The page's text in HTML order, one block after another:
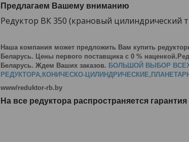
Предлагаем Вашему вниманию
Редуктор ВК 350 (крановый цилиндрический
Наша компания может предложить Вам купить
Беларусь. Цены первого поставщика с 0 %
Беларусь. Ждем Ваших заказов. БОЛЬШОЙ ВЫБОР
РЕДУКТОРА,КОНИЧЕСКО-
www/reduktor-rb.by
На все редуктора распространяется